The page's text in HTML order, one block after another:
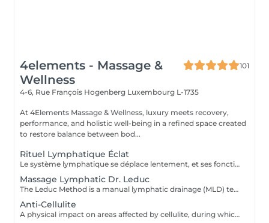
4elements - Massage &
Wellness
101
4-6, Rue François Hogenberg Luxembourg L-1735
At 4Elements Massage & Wellness, luxury meets recovery,
performance, and holistic well-being in a refined space created
to restore balance between bod...
Rituel Lymphatique Éclat
Le système lymphatique se déplace lentement, et ses fonctions ne peuvent pas être « accélérées » mécaniquement en peu de temps. Un drainage lymphatique efficace nécessite un travail progressif pour activer les processus naturels de l'organisme. Étapes clés de la séance : relaxation complète de l'appareil musculo-aponévrotique diminution de la densité des tissus et amélioration de leur élasticité activation du flux lymphatique Ce n'est qu'après ces étapes qu'un effet thérapeutique significatif est obtenu : réduction notable des dèmes du visage et du corps sensation de légèreté et diminution de la tension réduction des volumes tissulaires amélioration du tonus et du turgescence de la peau Une durée de 2,5 heures permet de travailler toutes les zones clés du corps, assurant un effet global plutôt qu'une simple sensation locale de confort. Ce n'est pas un massage express. Il s'agit d'une méthode systématique et scientifiquement validée de drainage lymphatique, visant à obtenir des résultats physiologiquement mesurables.
Massage Lymphatic Dr. Leduc
The Leduc Method is a manual lymphatic drainage (MLD) technique that uses gentle, rhythmic hand movements to reroute and clear lymphatic fluid. Developed by Dr. Albert Leduc, it is an evolution of the Vodder method that also incorporates the use of pressotherapy devices and adds special maneuvers to help move fluid away from swollen areas. This technique is used to treat swelling (edema), lymphedema, lipedema, and other conditions by promoting relaxation, reducing fluid retention, and improving the function of the lymphatic system. Technique: Gentle, rhythmic pressure is applied with the hands in a specific direction, following the path of the lymphatic circulation. The Leduc technique adds specific maneuvers to move lymph fluid away from swollen areas and can be combined with pressotherapy devices. Purpose: To stimulate the lymphatic system to drain excess fluid, toxins, and waste products from the body. Applications: Used to treat conditions such as lymphedema, lipedema, and post-surgical swelling, and to help with general fluid retention and stress. Benefits: Helps reduce swelling, improve fluid balance, and promote relaxation.
Anti-Cellulite
A physical impact on areas affected by cellulite, during which the masseur's hands literally knead and work through every fat nodule. Unlike other types of massage, anti-cellulite massage is much deeper and more intense, as it targets the deeper subcutaneous layers. By applying specific massage techniques, blood circulation and lymphatic system activity are stimulated, cellular metabolic processes are restored , tissue oxygen supply improves, excess fluid is removed from the body, swelling decreases , and skin tone and elasticity are renewed, leaving the skin smoother . Indications: cellulite swelling (edema) stress and muscular tension excess weight decreased muscle tone various injuries and their consequences